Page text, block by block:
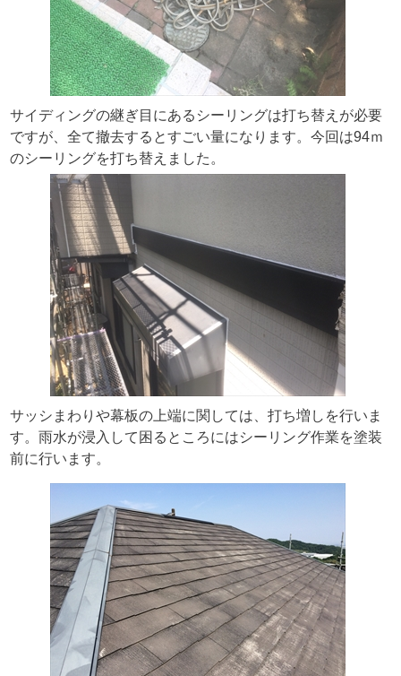
サイディングの継ぎ目にあるシーリングは打ち替えが必要
ですが、全て撤去するとすごい量になります。今回は94ｍ
のシーリングを打ち替えました。
サッシまわりや幕板の上端に関しては、打ち増しを行いま
す。雨水が浸入して困るところにはシーリング作業を塗装
前に行います。